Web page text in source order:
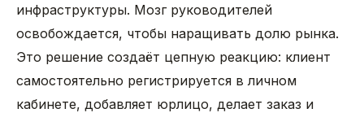
инфраструктуры. Мозг руководителей
освобождается, чтобы наращивать долю рынка.
Это решение создаёт цепную реакцию: клиент
самостоятельно регистрируется в личном
кабинете, добавляет юрлицо, делает заказ и